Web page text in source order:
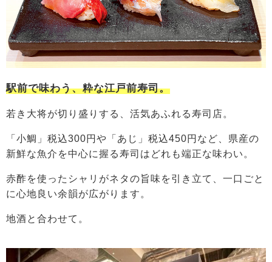
駅前で味わう、粋な江戸前寿司。
若き大将が切り盛りする、活気あふれる寿司店。
「小鯛」税込300円や「あじ」税込450円など、県産の
新鮮な魚介を中心に握る寿司はどれも端正な味わい。
赤酢を使ったシャリがネタの旨味を引き立て、一口ごと
に心地良い余韻が広がります。
地酒と合わせて。